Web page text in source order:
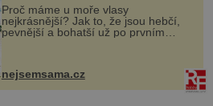
Proč máme u moře vlasy
nejkrásnější? Jak to, že jsou hebčí,
pevnější a bohatší už po prvním
vlasy. ...
nejsemsama.cz